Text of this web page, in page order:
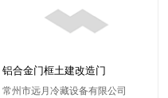
铝合金门框土建改造门
常州市远月冷藏设备有限公司